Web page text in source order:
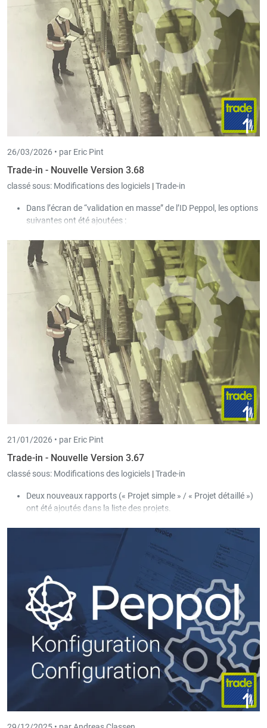
26/03/2026 • par Eric Pint
Trade-in - Nouvelle Version 3.68
classé sous: Modifications des logiciels |Trade-in
Dans l’écran de “validation en masse” de l’ID Peppol, les options
suivantes ont été ajoutées :
erronée.
Corriger les paramètres pour les clients Peppol déjà
existants.
21/01/2026 • par Eric Pint
Trade-in - Nouvelle Version 3.67
classé sous: Modifications des logiciels |Trade-in
Deux nouveaux rapports (« Projet simple » / « Projet détaillé »)
ont été ajoutés dans la liste des projets.
Dans les paramètres (onglet « Général – Peppol »), il est
possible de définir les destinations d’impression qui seront
enregistrées au niveau du client lorsque l’ID Peppol est
déterminé automatiquement par le système.